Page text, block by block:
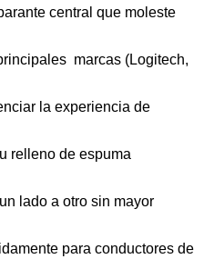
central que moleste
marcas (Logitech,
la experiencia de
relleno de espuma
lado a otro sin mayor
para conductores de